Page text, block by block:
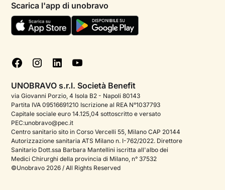
Aiuto urgente
FAQ
Podcast di psicologia
Corporate
Psicologo italiano all'estero
Sala stampa
Bandi e premi
Termini e condizioni
Informativa Privacy
Cookie policy
Gestisci cookie
Scarica l'app di unobravo
UNOBRAVO s.r.l. Società Benefit
via Giovanni Porzio, 4 Isola B2 - Napoli 80143
Partita IVA 09516691210 Iscrizione al REA N°1037793
Capitale sociale euro 14.125,04 sottoscritto e versato
PEC:unobravo@pec.it
Centro sanitario sito in Corso Vercelli 55, Milano CAP 20144
Autorizzazione sanitaria ATS Milano n. I-762/2022. Direttore
Sanitario Dott.ssa Barbara Mantellini iscritta all'albo dei
Medici Chirurghi della provincia di Milano, n° 37532
©Unobravo 2026 / All Rights Reserved